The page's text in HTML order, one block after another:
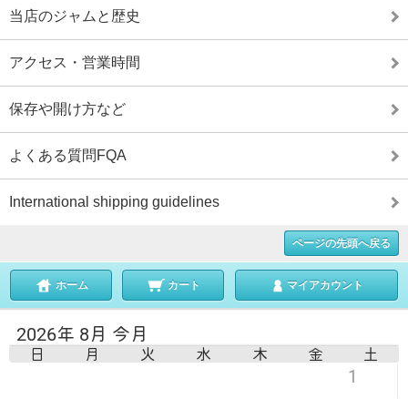
当店のジャムと歴史
アクセス・営業時間
保存や開け方など
よくある質問FQA
International shipping guidelines
ページの先頭へ戻る
ホーム カート マイアカウント